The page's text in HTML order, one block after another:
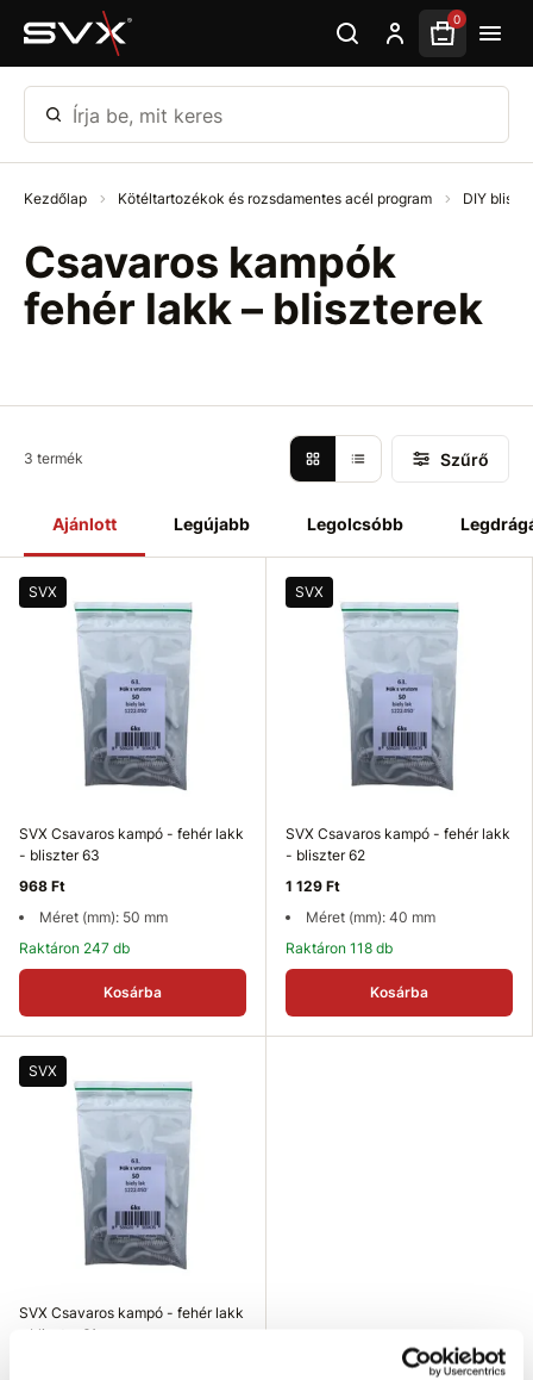
Ugrás az oldal fő részéhez 0
Írja be, mit keres
Kezdőlap Kötéltartozékok és rozsdamentes acél program DIY
Csavaros kampók
fehér lakk – bliszterek
Ajánlott Legújabb Legolcsóbb
3 termék Szűrő
SVX
SVX Csavaros kampó - fehér lakk
- bliszter 63
968 Ft
Méret (mm): 50 mm
Raktáron 247 db
Kosárba
SVX
SVX Csavaros kampó - fehér lakk
- bliszter 62
1 129 Ft
Méret (mm): 40 mm
Raktáron 118 db
Kosárba
SVX
SVX Csavaros kampó - fehér lakk
- bliszter 61